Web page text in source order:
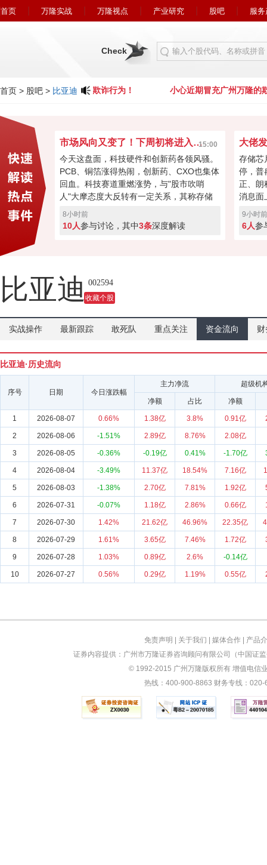
首页 万隆实战 万隆视点 产业研究 股吧 服
Check
首页 > 股吧 > 比亚迪
心近期冒充广州万隆的欺诈行为！ 小心近期冒充广州万隆的
市场风向又变了！下周初将进入关键窗口？15:00
今天这盘面，科技硬件和创新药各领风骚。
PCB、铜箔涨得热闹，创新药、CXO也集体
回血。科技赛道重燃涨势，与"股市吹哨
人"大摩态度大反转有一定关系，其称存储
最悲观过去，市场焦点要转向资本回馈，回
购、现金流或将成新催化。经过本周的连续
8小时前
10人参与讨论，其中3条深度解读
存储芯
停，普
正、朗
消息面
长速
芯片
9小时前
6人参
比亚迪 002594
收藏个股
实战操作 最新跟踪 敢死队 重点关注 资金流向
比亚迪·历史流向
序号 日期 今日涨跌幅
主力净流 超级机
净额 占比 净额
1 2026-08-07 0.66% 1.38亿 3.8% 0.91亿
2 2026-08-06 -1.51% 2.89亿 8.76% 2.08亿
3 2026-08-05 -0.36% -0.19亿 0.41% -1.70亿
4 2026-08-04 -3.49% 11.37亿 18.54% 7.16亿
5 2026-08-03 -1.38% 2.70亿 7.81% 1.92亿
6 2026-07-31 -0.07% 1.18亿 2.86% 0.66亿
7 2026-07-30 1.42% 21.62亿 46.96% 22.35亿
8 2026-07-29 1.61% 3.65亿 7.46% 1.72亿
9 2026-07-28 1.03% 0.89亿 2.6% -0.14亿
10 2026-07-27 0.56% 0.29亿 1.19% 0.55亿
免责声明 关于我们 媒体合作
产品
证券内容提供：广州市万隆证券咨询顾问有限公司（中国证
© 1992-2015 广州万隆版权所有 增值电信
热线：400-900-8863 财务专线：